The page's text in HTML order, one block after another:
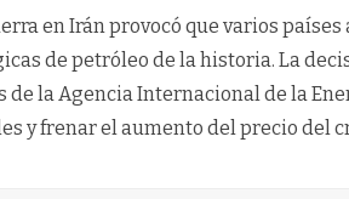
en Irán provocó que varios
de petróleo de la historia. La
de la Agencia Internacional de la
y frenar el aumento del precio del